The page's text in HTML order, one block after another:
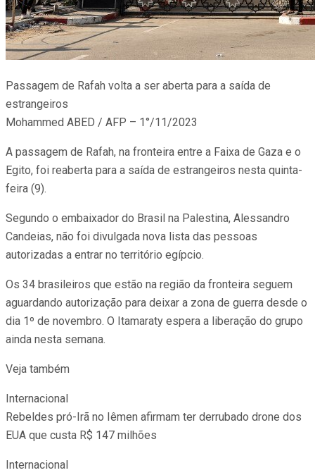
Passagem de Rafah volta a ser aberta para a saída de
estrangeiros
Mohammed ABED / AFP – 1°/11/2023
A passagem de Rafah, na fronteira entre a Faixa de Gaza e o
Egito, foi reaberta para a saída de estrangeiros nesta quinta-
feira (9).
Segundo o embaixador do Brasil na Palestina, Alessandro
Candeias, não foi divulgada nova lista das pessoas
autorizadas a entrar no território egípcio.
Os 34 brasileiros que estão na região da fronteira seguem
aguardando autorização para deixar a zona de guerra desde o
dia 1º de novembro. O Itamaraty espera a liberação do grupo
ainda nesta semana.
Veja também
Internacional
Rebeldes pró-Irã no Iêmen afirmam ter derrubado drone dos
EUA que custa R$ 147 milhões
Internacional